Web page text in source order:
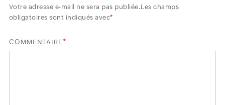
Votre adresse e-mail ne sera pas publiée.Les champs
obligatoires sont indiqués avec*
COMMENTAIRE*